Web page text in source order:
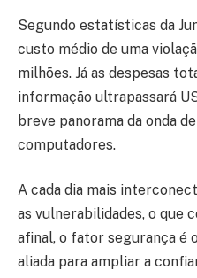
Segundo estatísticas da
custo médio de uma
milhões. Já as despesas
informação ultrapassará
breve panorama da onda
computadores.
A cada dia mais
as vulnerabilidades, o que
afinal, o fator segurança é
aliada para ampliar a